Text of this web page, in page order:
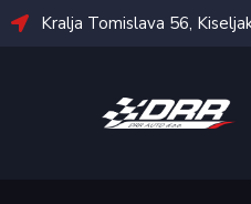
Kralja Tomislava 56,